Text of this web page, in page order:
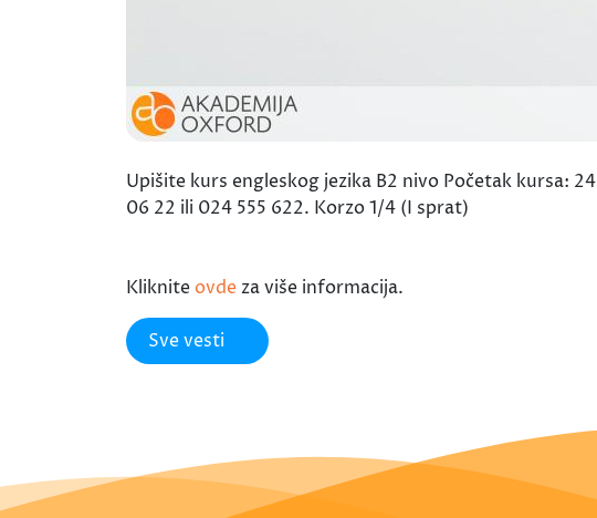
Upišite kurs engleskog jezika B2 nivo Početak kursa:
06 22 ili 024 555 622. Korzo 1/4 (I sprat)
Kliknite ovde za više informacija.
Sve vesti